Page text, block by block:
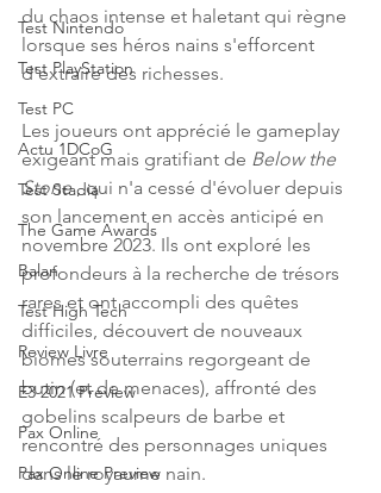
Test Nintendo
Test PlayStation
Test PC
Actu 1DCoG
Test Stadia
The Game Awards
Balan
Test High Tech
Review Livre
E3 2021 Preview
Pax Online
Pax Online Preview
du chaos intense et haletant qui règne
lorsque ses héros nains s'efforcent
d'extraire des richesses.
Les joueurs ont apprécié le gameplay
exigeant mais gratifiant de Below the
Stone , qui n'a cessé d'évoluer depuis
son lancement en accès anticipé en
novembre 2023. Ils ont exploré les
profondeurs à la recherche de trésors
rares et ont accompli des quêtes
difficiles, découvert de nouveaux
biomes souterrains regorgeant de
butin (et de menaces), affronté des
gobelins scalpeurs de barbe et
rencontré des personnages uniques
dans le royaume nain.